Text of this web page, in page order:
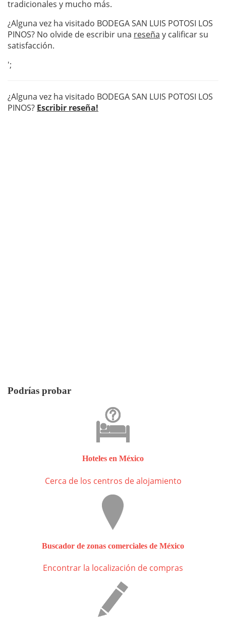
tradicionales y mucho más.
¿Alguna vez ha visitado BODEGA SAN LUIS POTOSI LOS
PINOS? No olvide de escribir una reseña y calificar su
satisfacción.
';
¿Alguna vez ha visitado BODEGA SAN LUIS POTOSI LOS
PINOS? Escribir reseña!
Podrías probar
Hoteles en México
Cerca de los centros de alojamiento
Buscador de zonas comerciales de México
Encontrar la localización de compras